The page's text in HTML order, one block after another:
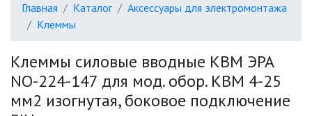
ОФИСНЫЕ ПОДВЕСНЫЕ
ПРОЖЕКТОРЫ
ФОНАРИ
Главная Каталог
Аксессуары для электромонтажа
Клеммы
Клеммы силовые вводные КВМ ЭРА
NO-224-147 для мод. обор. КВМ 4-25
мм2 изогнутая, боковое подключение